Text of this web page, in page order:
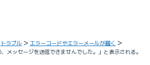
トラブル
エラーコードやエラーメールが届く
メッセージを送信できませんでした。」と表示される。